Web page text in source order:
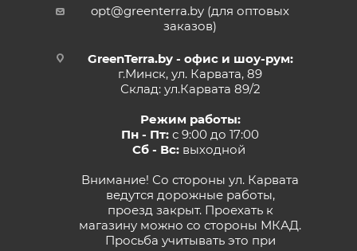
opt@greenterra.by (для оптовых
заказов)
GreenTerra.by - офис и шоу-рум:
г.Минск, ул. Карвата, 89
Склад: ул.Карвата 89/2
Режим работы:
Пн - Пт: с 9:00 до 17:00
Сб - Вс:выходной
Внимание! Со стороны ул. Карвата
ведутся дорожные работы,
проезд закрыт. Проехать к
магазину можно со стороны МКАД.
Просьба учитывать это при